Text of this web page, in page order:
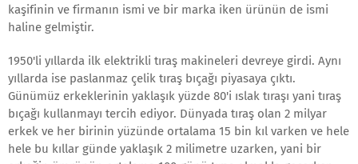
kaşifinin ve firmanın ismi ve bir marka iken ürünün de ismi
haline gelmiştir.
1950'li yıllarda ilk elektrikli tıraş makineleri devreye girdi. Aynı
yıllarda ise paslanmaz çelik tıraş bıçağı piyasaya çıktı.
Günümüz erkeklerinin yaklaşık yüzde 80'i ıslak tıraşı yani tıraş
bıçağı kullanmayı tercih ediyor. Dünyada tıraş olan 2 milyar
erkek ve her birinin yüzünde ortalama 15 bin kıl varken ve hele
hele bu kıllar günde yaklaşık 2 milimetre uzarken, yani bir